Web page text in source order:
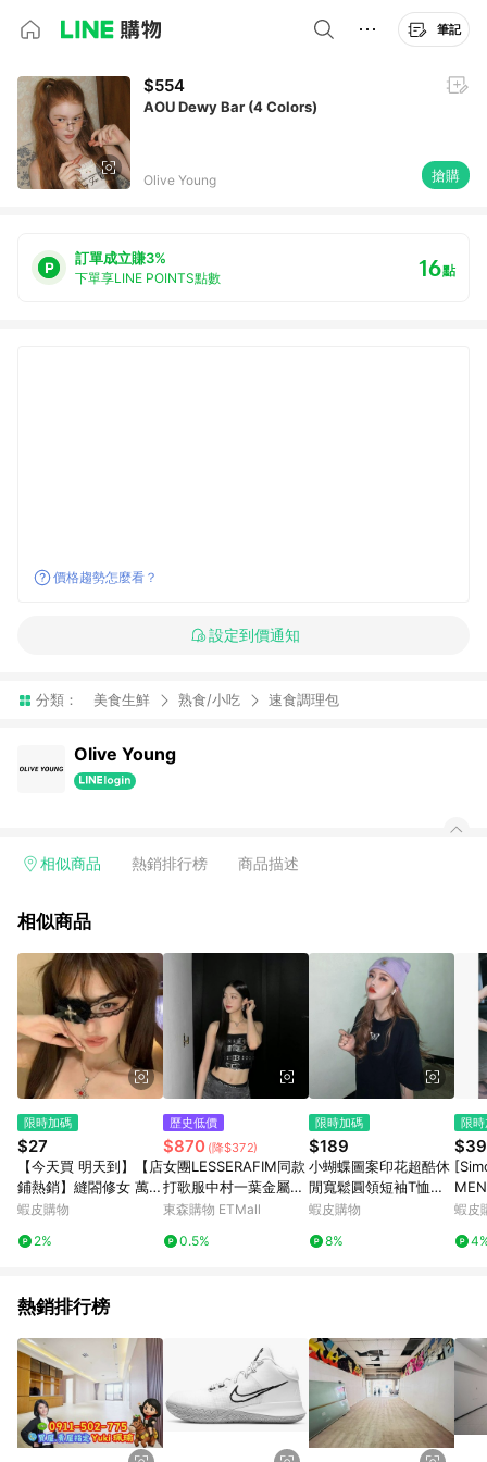
筆記
$554
AOU Dewy Bar (4 Colors)
Olive Young 搶購
訂單成立賺3%
下單享LINE POINTS點數 16點
價格趨勢怎麼看？
設定到價通知
分類： 美食生鮮 熟食/小吃 速食調理包
Olive Young
相似商品 熱銷排行榜 商品描述
相似商品
限時加碼
$27
【今天買 明天到】【店
鋪熱銷】縫閤修女 萬聖
節蕾絲十字架眼罩女闇
罩配飾
蝦皮購物
2%
歷史低價
$870 (降$372)
女團LESSERAFIM同款
打歌服中村一葉金屬扣
千禧風賽博朋克抹胸辣
東森購物 ETMall
0.5%
限時加碼
$189
小蝴蝶圖案印花超酷休
閒寬鬆圓領短袖T恤女
生上衣 印花寬鬆情侶短
生短袖 oversize韓版
蝦皮購物
8%
限
蛇年
蝦皮
熱銷排行榜